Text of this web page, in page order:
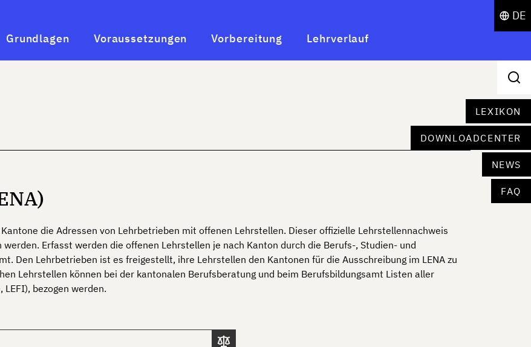
Grundlagen Voraussetzungen Vorbereitung Lehrverlauf
DE
LEXIKON
DOWNLOADCENTER
NEWS
FAQ
die Adressen von Lehrbetrieben mit offenen Lehrstellen. Dieser offizielle Lehrstellennachweis
Erfasst werden die offenen Lehrstellen je nach Kanton durch die Berufs-, Studien- und
Den Lehrbetrieben ist es freigestellt, ihre Lehrstellen den Kantonen für die Ausschreibung im LENA zu
Lehrstellen können bei der kantonalen Berufsberatung und beim Berufsbildungsamt Listen aller
bezogen werden.